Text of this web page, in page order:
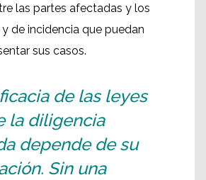
las partes afectadas y los
de incidencia que puedan
sus casos.
de las leyes
la diligencia
depende de su
Sin una